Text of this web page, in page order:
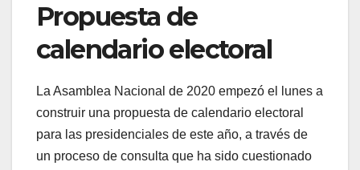
Propuesta de
calendario electoral
La Asamblea Nacional de 2020 empezó el lunes a
construir una propuesta de calendario electoral
para las presidenciales de este año, a través de
un proceso de consulta que ha sido cuestionado